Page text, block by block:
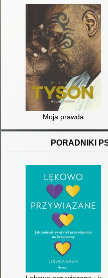
Moja prawda
PORADNIKI